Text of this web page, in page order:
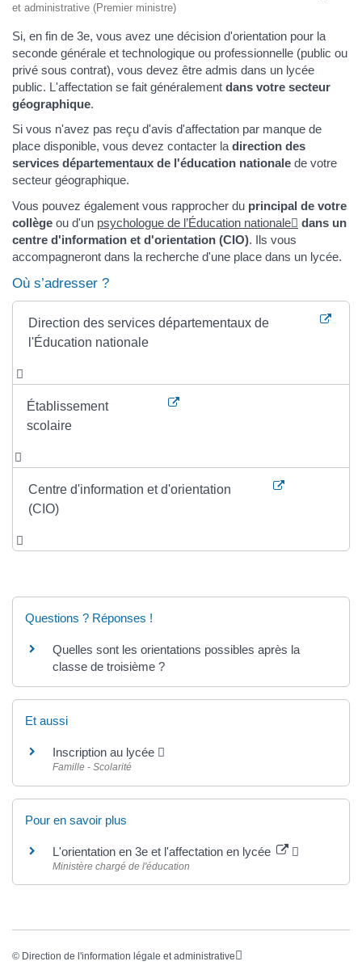
et administrative (Premier ministre)
Si, en fin de 3e, vous avez une décision d'orientation pour la
seconde générale et technologique ou professionnelle (public ou
privé sous contrat), vous devez être admis dans un lycée
public. L'affectation se fait généralement dans votre secteur
géographique.
Si vous n'avez pas reçu d'avis d'affectation par manque de
place disponible, vous devez contacter la direction des
services départementaux de l'éducation nationale de votre
secteur géographique.
Vous pouvez également vous rapprocher du principal de votre
collège ou d'un psychologue de l’Éducation nationale
dans un
centre d'information et d'orientation (CIO). Ils vous
accompagneront dans la recherche d'une place dans un lycée.
Où s’adresser ?
Direction des services départementaux de
l'Éducation nationale
Établissement
scolaire
Centre d'information et d'orientation
(CIO)
Questions ? Réponses !
Quelles sont les orientations possibles après la
classe de troisième ?
Et aussi
Inscription au lycée
Famille - Scolarité
Pour en savoir plus
L'orientation en 3e et l'affectation en lycée
Ministère chargé de l'éducation
© Direction de l'information légale et administrative